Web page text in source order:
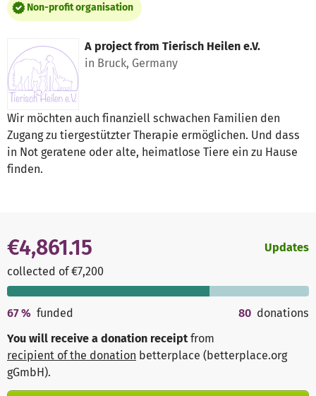
Non-profit organisation
A project from Tierisch Heilen e.V.
in Bruck, Germany
Wir möchten auch finanziell schwachen Familien den
Zugang zu tiergestützter Therapie ermöglichen. Und dass
in Not geratene oder alte, heimatlose Tiere ein zu Hause
finden.
€4,861.15
collected of €7,200
Updates
67% funded 80 donations
You will receive a donation receipt from
recipient of the donation betterplace (betterplace.org
gGmbH).